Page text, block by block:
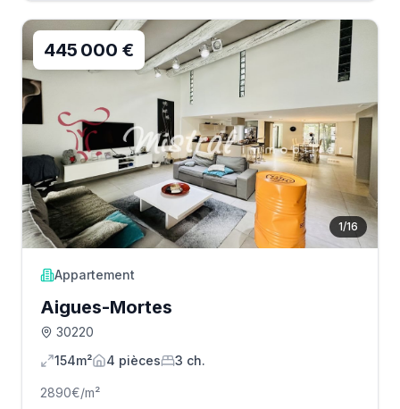
1/16
445 000 €
Appartement
Aigues-Mortes
30220
154m²
4 pièces 3 ch.
2890€/m²